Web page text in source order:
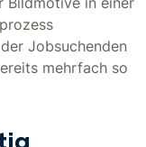
Jobsuchenden
mehrfach so